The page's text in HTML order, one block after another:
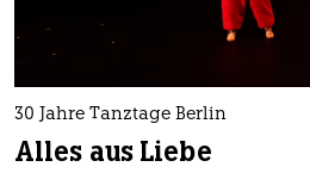
30 Jahre Tanztage Berlin
Alles aus Liebe